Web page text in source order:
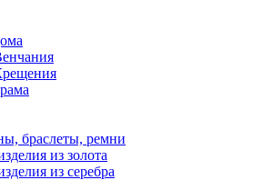
браслеты, ремни
из золота
из серебра